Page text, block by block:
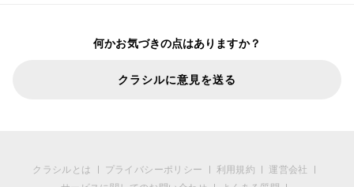
何かお気づきの点はありますか？
クラシルに意見を送る
クラシルとは プライバシーポリシー 利用規約
運営会社